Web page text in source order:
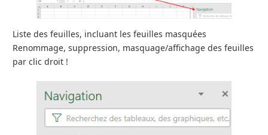
Liste des feuilles, incluant les feuilles masquées
Renommage, suppression, masquage/affichage des feuilles
par clic droit !